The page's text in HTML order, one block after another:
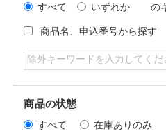
すべて いずれか の
商品名、申込番号から探す
商品の状態
すべて 在庫ありのみ